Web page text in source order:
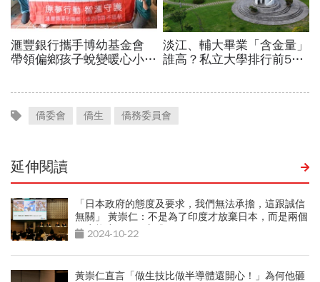
僑委會 僑生 僑務委員會
延伸閱讀
「日本政府的態度及要求，我們無法承擔，這跟誠信
無關」 黃崇仁：不是為了印度才放棄日本，而是兩個
政府態度不同、方式不同
2024-10-22
黃崇仁直言「做生技比做半導體還開心！」為何他砸